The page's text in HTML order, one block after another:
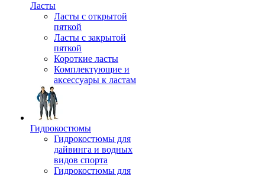
Ласты
Ласты с открытой
пяткой
Ласты с закрытой
пяткой
Короткие ласты
Комплектующие и
аксессуары к ластам
Гидрокостюмы
Гидрокостюмы для
дайвинга и водных
видов спорта
Гидрокостюмы для